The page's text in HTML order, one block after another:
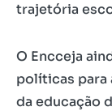
trajetória
O Encceja
políticas para
da educação